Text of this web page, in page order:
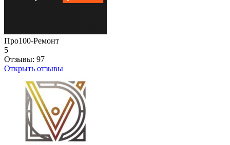
Про100-Ремонт
5
Отзывы: 97
Открыть отзывы